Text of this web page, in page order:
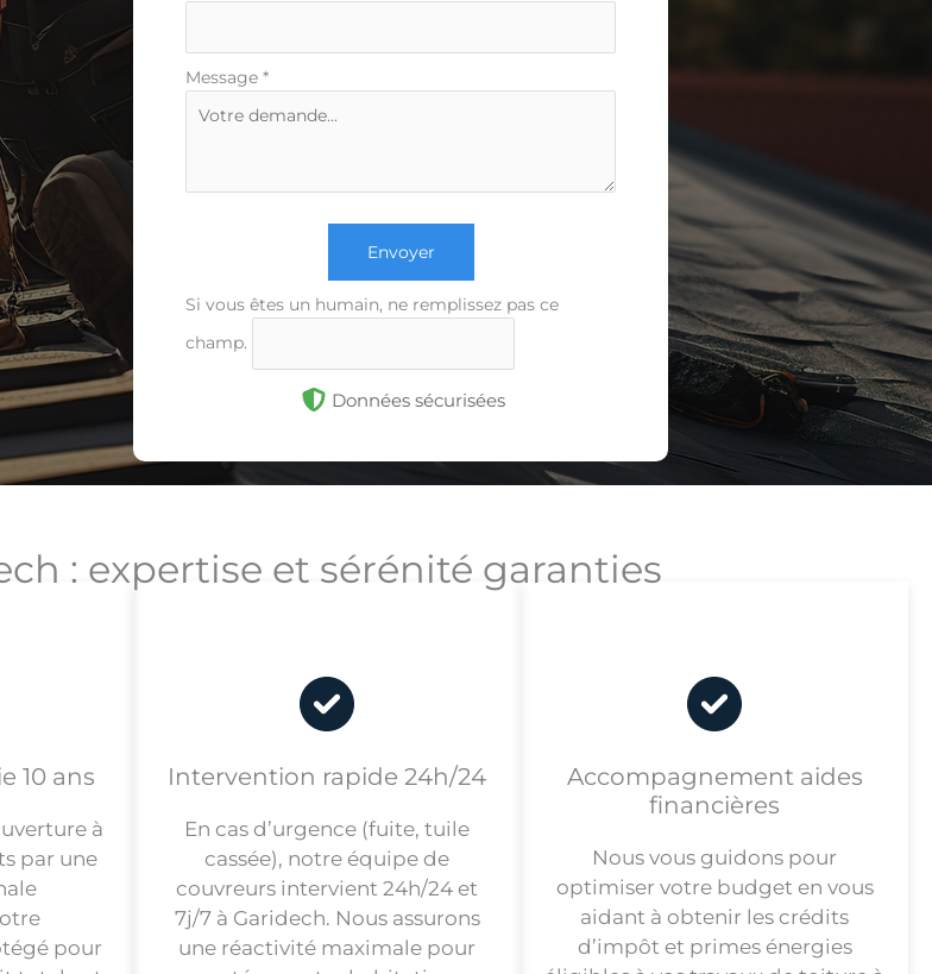
Message *
Envoyer
Si vous êtes un humain, ne remplissez pas ce
champ.
Données sécurisées
: expertise et sérénité garanties
10 ans
à
par une
pour
Intervention rapide 24h/24
En cas d’urgence (fuite, tuile
cassée), notre équipe de
couvreurs intervient 24h/24 et
7j/7 à Garidech. Nous assurons
une réactivité maximale pour
Accompagnement aides
financières
Nous vous guidons pour
optimiser votre budget en vous
aidant à obtenir les crédits
d’impôt et primes énergies